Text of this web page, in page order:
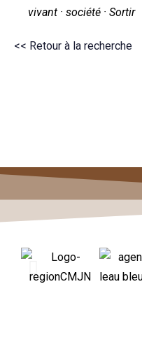
vivant · société · Sortir
<< Retour à la recherche